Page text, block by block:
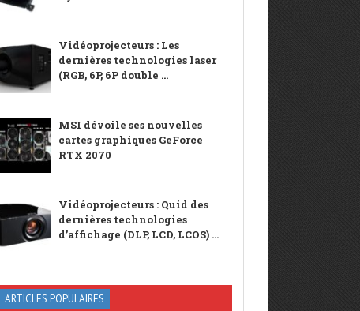
Vidéoprojecteurs : Les
dernières technologies laser
(RGB, 6P, 6P double ...
MSI dévoile ses nouvelles
cartes graphiques GeForce
RTX 2070
Vidéoprojecteurs : Quid des
dernières technologies
d’affichage (DLP, LCD, LCOS) ...
ARTICLES POPULAIRES